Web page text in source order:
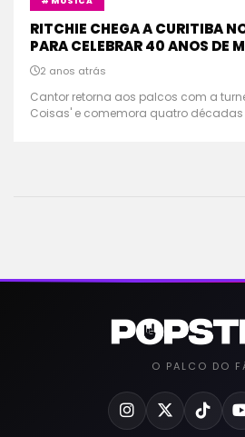
RITCHIE CHEGA A CURITIBA
PARA CELEBRAR 40 ANOS DE
2 anos atrás
Cantor retorna aos palcos com a
Coisas' e comemora quatro décadas
O PALCO DO